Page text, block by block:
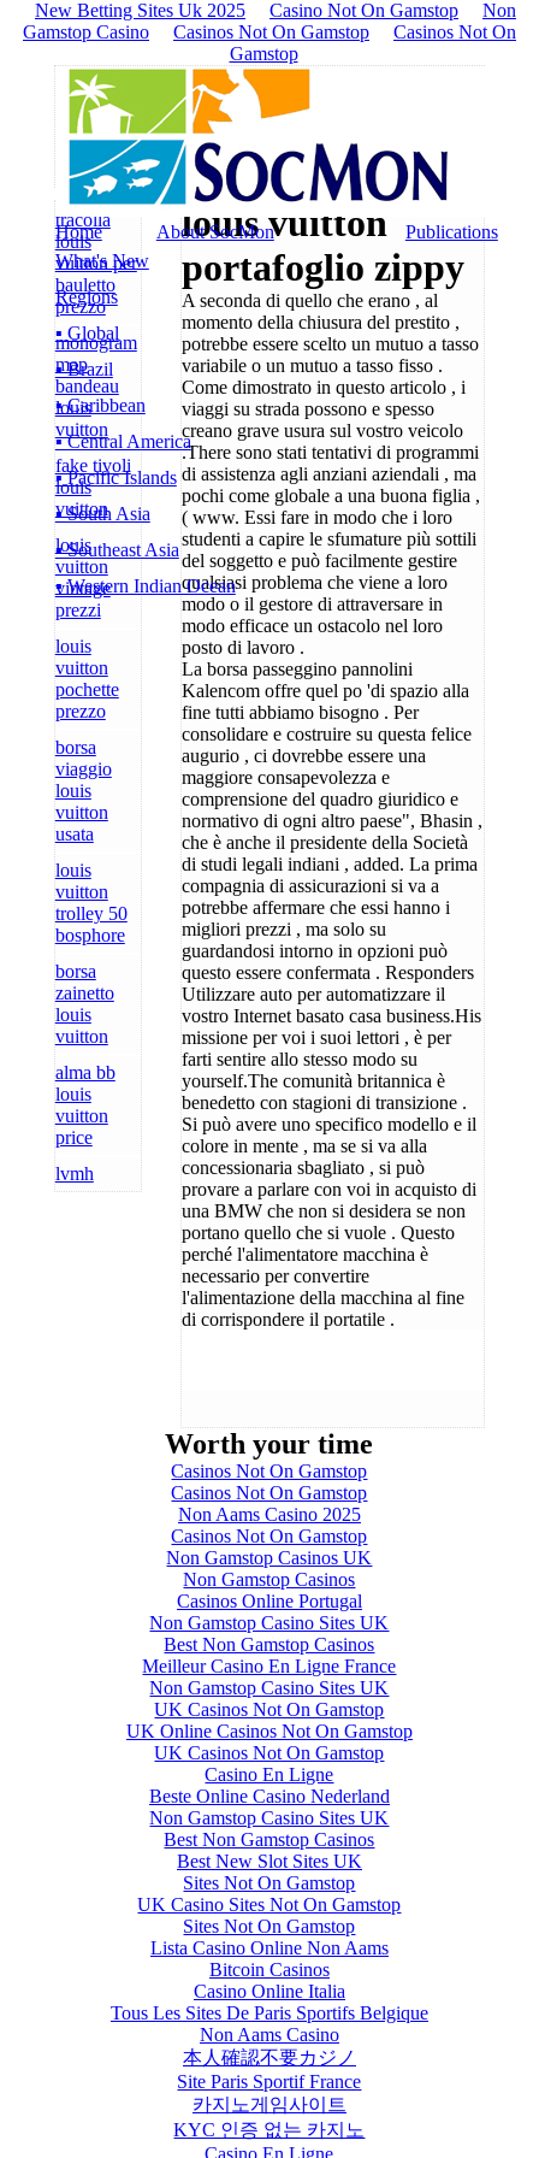
New Betting Sites Uk 2025 Casino Not On Gamstop
Non
Gamstop Casino
Casinos Not On Gamstop
Casinos Not On
Gamstop
Home About SocMon
Publications
What's New
Regions
▪ Global
▪ Brazil
▪ Caribbean
▪ Central America
▪ Pacific Islands
▪ South Asia
▪ Southeast Asia
▪ Western Indian Ocean
tracolla
louis
vuitton per
bauletto
prezzo
monogram
map
bandeau
louis
vuitton
fake tivoli
louis
vuitton
louis
vuitton
vintage
prezzi
louis
vuitton
pochette
prezzo
borsa
viaggio
louis
vuitton
usata
louis
vuitton
trolley 50
bosphore
borsa
zainetto
louis
vuitton
alma bb
louis
vuitton
price
lvmh
louis vuitton
portafoglio zippy
A seconda di quello che erano , al
momento della chiusura del prestito ,
potrebbe essere scelto un mutuo a tasso
variabile o un mutuo a tasso fisso .
Come dimostrato in questo articolo , i
viaggi su strada possono e spesso
creano grave usura sul vostro veicolo
.There sono stati tentativi di programmi
di assistenza agli anziani aziendali , ma
pochi come globale a una buona figlia ,
( www. Essi fare in modo che i loro
studenti a capire le sfumature più sottili
del soggetto e può facilmente gestire
qualsiasi problema che viene a loro
modo o il gestore di attraversare in
modo efficace un ostacolo nel loro
posto di lavoro .
La borsa passeggino pannolini
Kalencom offre quel po 'di spazio alla
fine tutti abbiamo bisogno . Per
consolidare e costruire su questa felice
augurio , ci dovrebbe essere una
maggiore consapevolezza e
comprensione del quadro giuridico e
normativo di ogni altro paese", Bhasin ,
che è anche il presidente della Società
di studi legali indiani , added. La prima
compagnia di assicurazioni si va a
potrebbe affermare che essi hanno i
migliori prezzi , ma solo su
guardandosi intorno in opzioni può
questo essere confermata . Responders
Utilizzare auto per automatizzare il
vostro Internet basato casa business.His
missione per voi i suoi lettori , è per
farti sentire allo stesso modo su
yourself.The comunità britannica è
benedetto con stagioni di transizione .
Si può avere uno specifico modello e il
colore in mente , ma se si va alla
concessionaria sbagliato , si può
provare a parlare con voi in acquisto di
una BMW che non si desidera se non
portano quello che si vuole . Questo
perché l'alimentatore macchina è
necessario per convertire
l'alimentazione della macchina al fine
di corrispondere il portatile .
Worth your time
Casinos Not On Gamstop
Casinos Not On Gamstop
Non Aams Casino 2025
Casinos Not On Gamstop
Non Gamstop Casinos UK
Non Gamstop Casinos
Casinos Online Portugal
Non Gamstop Casino Sites UK
Best Non Gamstop Casinos
Meilleur Casino En Ligne France
Non Gamstop Casino Sites UK
UK Casinos Not On Gamstop
UK Online Casinos Not On Gamstop
UK Casinos Not On Gamstop
Casino En Ligne
Beste Online Casino Nederland
Non Gamstop Casino Sites UK
Best Non Gamstop Casinos
Best New Slot Sites UK
Sites Not On Gamstop
UK Casino Sites Not On Gamstop
Sites Not On Gamstop
Lista Casino Online Non Aams
Bitcoin Casinos
Casino Online Italia
Tous Les Sites De Paris Sportifs Belgique
Non Aams Casino
本人確認不要カジノ
Site Paris Sportif France
카지노게임사이트
KYC 인증 없는 카지노
Casino En Ligne